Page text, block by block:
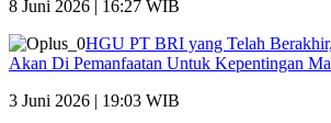
8 Juni 2026 | 16:27 WIB
HGU PT BRI yang Telah
Akan Di Pemanfaatan Untuk Kepentingan
3 Juni 2026 | 19:03 WIB